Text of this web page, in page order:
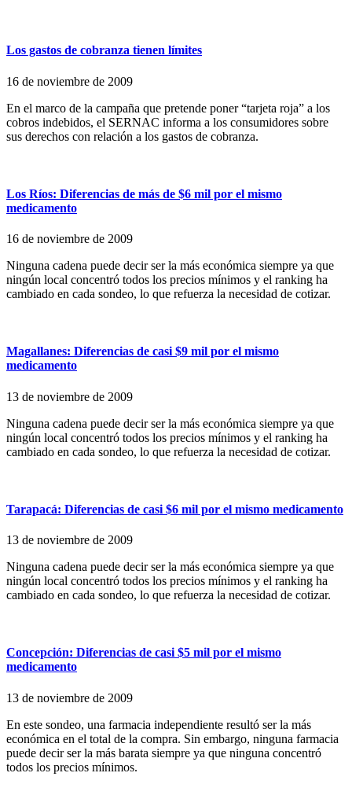
Los gastos de cobranza tienen límites
16 de noviembre de 2009
En el marco de la campaña que pretende poner “tarjeta roja” a los
cobros indebidos, el SERNAC informa a los consumidores sobre
sus derechos con relación a los gastos de cobranza.
Los Ríos: Diferencias de más de $6 mil por el mismo
medicamento
16 de noviembre de 2009
Ninguna cadena puede decir ser la más económica siempre ya que
ningún local concentró todos los precios mínimos y el ranking ha
cambiado en cada sondeo, lo que refuerza la necesidad de cotizar.
Magallanes: Diferencias de casi $9 mil por el mismo
medicamento
13 de noviembre de 2009
Ninguna cadena puede decir ser la más económica siempre ya que
ningún local concentró todos los precios mínimos y el ranking ha
cambiado en cada sondeo, lo que refuerza la necesidad de cotizar.
Tarapacá: Diferencias de casi $6 mil por el mismo medicamento
13 de noviembre de 2009
Ninguna cadena puede decir ser la más económica siempre ya que
ningún local concentró todos los precios mínimos y el ranking ha
cambiado en cada sondeo, lo que refuerza la necesidad de cotizar.
Concepción: Diferencias de casi $5 mil por el mismo
medicamento
13 de noviembre de 2009
En este sondeo, una farmacia independiente resultó ser la más
económica en el total de la compra. Sin embargo, ninguna farmacia
puede decir ser la más barata siempre ya que ninguna concentró
todos los precios mínimos.